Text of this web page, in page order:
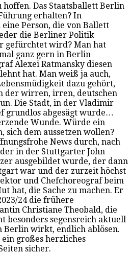
hoffen. Das Staatsballett Berlin
erhalten? In
Person, die von Ballett
die Berliner Politik
gefürchtet wird? Man hat
ganz gern in Berlin
Alexei Ratmansky diesen
hat. Man weiß ja auch,
dazu gehört,
der wirren, irren, deutschen
Die Stadt, in der Vladimir
grundlos abgesägt wurde…
Wunde. Würde ein
sich dem aussetzen wollen?
News durch, nach
in der Stuttgarter John
ausgebildet wurde, der dann
war und der zurzeit höchst
und Chefchoreograf beim
hat, die Sache zu machen. Er
24 die frühere
Christiane Theobald, die
besonders segensreich aktuell
Berlin wirkt, endlich ablösen.
großes herzliches
sicher.